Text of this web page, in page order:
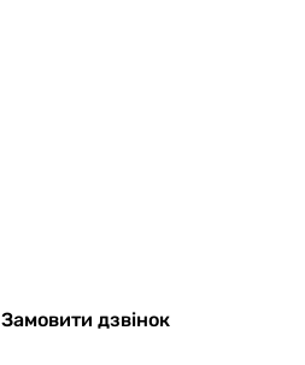
Замовити дзвінок